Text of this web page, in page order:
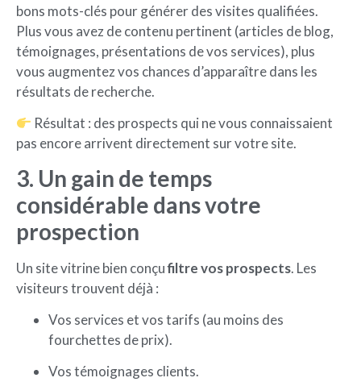
bons mots-clés pour générer des visites qualifiées.
Plus vous avez de contenu pertinent (articles de blog,
témoignages, présentations de vos services), plus
vous augmentez vos chances d’apparaître dans les
résultats de recherche.
Résultat : des prospects qui ne vous connaissaient
pas encore arrivent directement sur votre site.
3. Un gain de temps
considérable dans votre
prospection
Un site vitrine bien conçufiltre vos prospects. Les
visiteurs trouvent déjà :
Vos services et vos tarifs (au moins des
fourchettes de prix).
Vos témoignages clients.